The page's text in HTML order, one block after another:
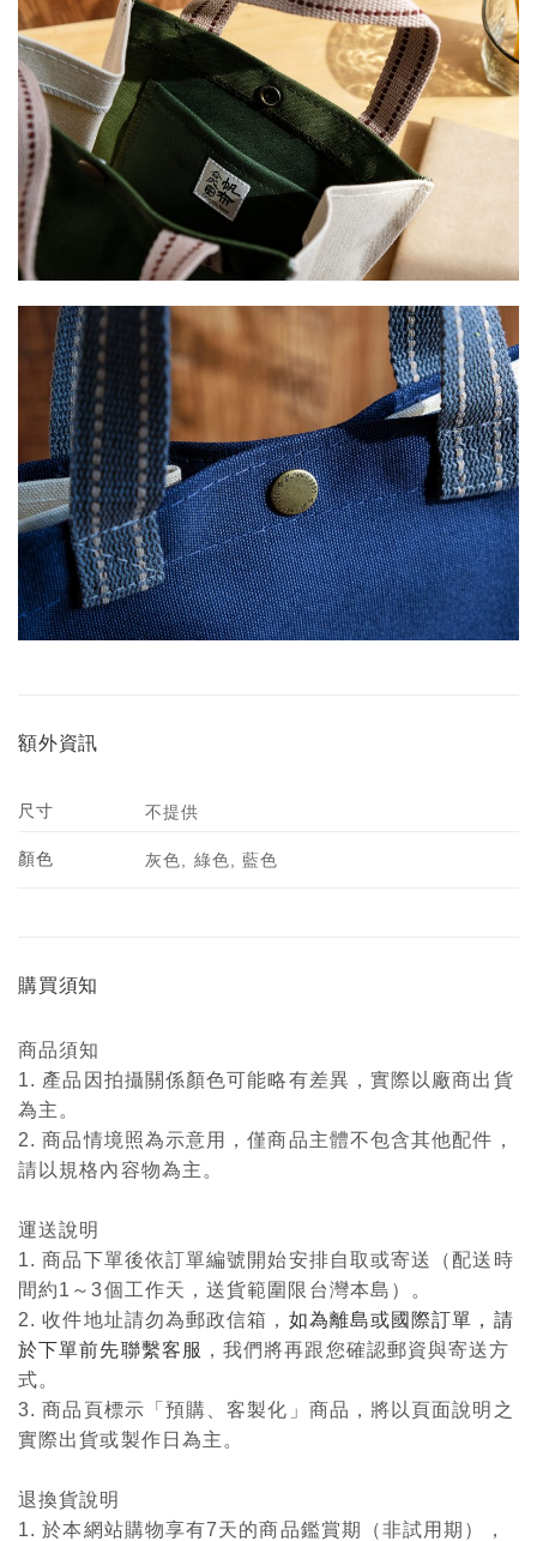
額外資訊
尺寸 不提供
顏色 灰色, 綠色, 藍色
購買須知
商品須知
1. 產品因拍攝關係顏色可能略有差異，實際以廠商出貨
為主。
2. 商品情境照為示意用，僅商品主體不包含其他配件，
請以規格內容物為主。
運送說明
1. 商品下單後依訂單編號開始安排自取或寄送（配送時
間約1～3個工作天，送貨範圍限台灣本島）。
2. 收件地址請勿為郵政信箱， 如為離島或國際訂單，請
於下單前先聯繫客服 ，我們將再跟您確認郵資與寄送方
式。
3. 商品頁標示「預購、客製化」商品，將以頁面說明之
實際出貨或製作日為主。
退換貨說明
1. 於本網站購物享有7天的商品鑑賞期（非試用期），